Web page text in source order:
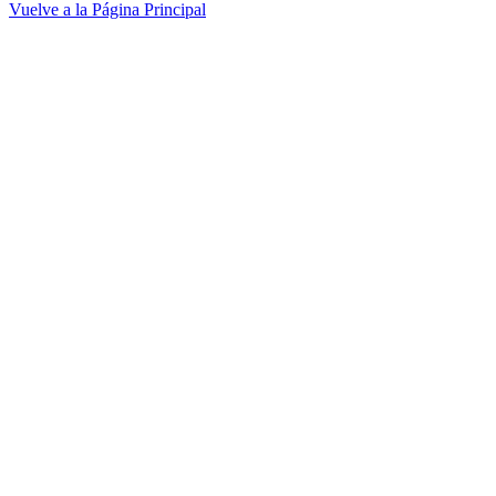
Vuelve a la Página Principal